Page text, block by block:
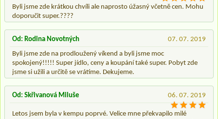
Byli jsme zde krátkou chvíli ale naprosto úžasný včetně cen. Mohu
doporučit super.????
07. 07. 2019
Od: Rodina Novotných
Byli jsme zde na prodloužený víkend a byli jsme moc
spokojený!!!!! Super jídlo, ceny a koupání také super. Pobyt zde
jsme si užili a určitě se vrátíme. Dekujeme.
06. 07. 2019
Od: Skřivanová Miluše
Letos jsem byla v kempu poprvé. Velice mne překvapilo milé